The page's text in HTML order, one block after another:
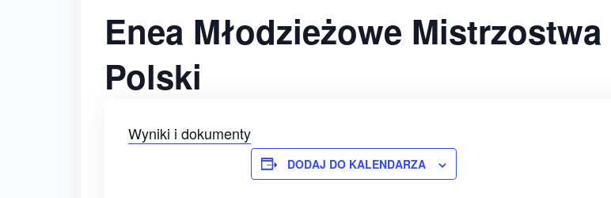
Enea Młodzieżowe Mistrzostwa
Polski
Wyniki i dokumenty
DODAJ DO KALENDARZA